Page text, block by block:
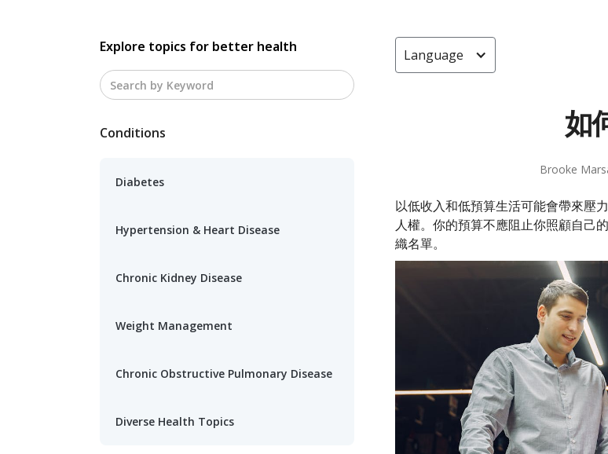
Explore topics for better health
Conditions
Diabetes
Hypertension & Heart Disease
Chronic Kidney Disease
Weight Management
Chronic Obstructive Pulmonary Disease
Diverse Health Topics
Language
如
Brooke
以低收入和低預算生活可能會帶來壓
人權。你的預算不應阻止你照顧自己
織名單。